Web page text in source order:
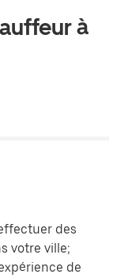
à
des
votre ville;
de